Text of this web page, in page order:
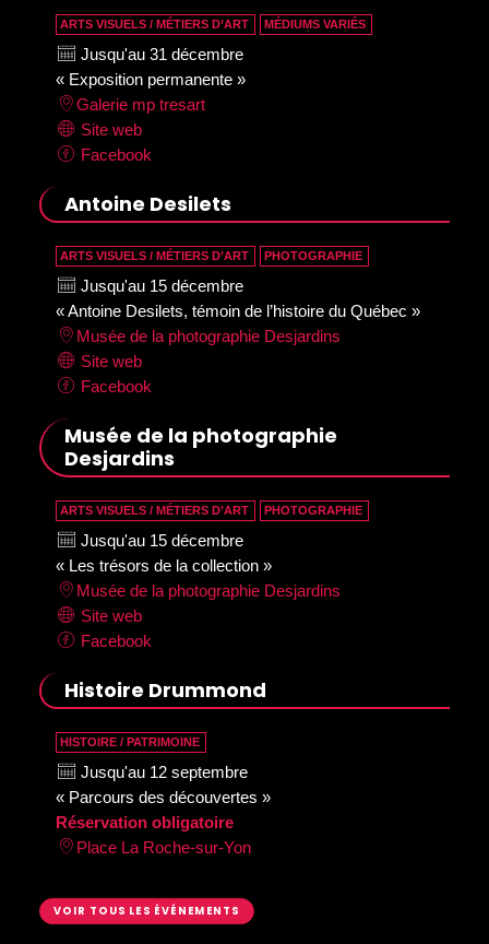
ARTS VISUELS / MÉTIERS D’ART MÉDIUMS VARIÉS
Jusqu'au 31 décembre
« Exposition permanente »
Galerie mp tresart
Site web
Facebook
Antoine Desilets
ARTS VISUELS / MÉTIERS D’ART PHOTOGRAPHIE
Jusqu'au 15 décembre
« Antoine Desilets, témoin de l’histoire du Québec »
Musée de la photographie Desjardins
Site web
Facebook
Musée de la photographie
Desjardins
ARTS VISUELS / MÉTIERS D’ART PHOTOGRAPHIE
Jusqu'au 15 décembre
« Les trésors de la collection »
Musée de la photographie Desjardins
Site web
Facebook
Histoire Drummond
HISTOIRE / PATRIMOINE
Jusqu'au 12 septembre
« Parcours des découvertes »
Réservation obligatoire
Place La Roche-sur-Yon
VOIR TOUS LES ÉVÉNEMENTS